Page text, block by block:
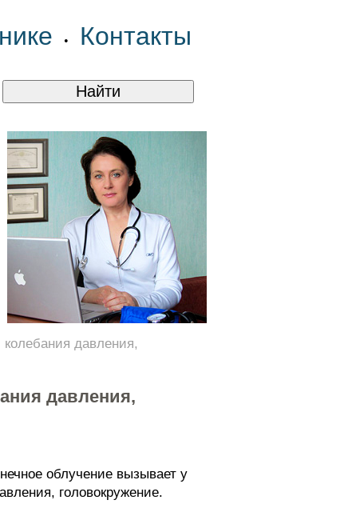
• Контакты
давления,
давления,
облучение вызывает у
головокружение.